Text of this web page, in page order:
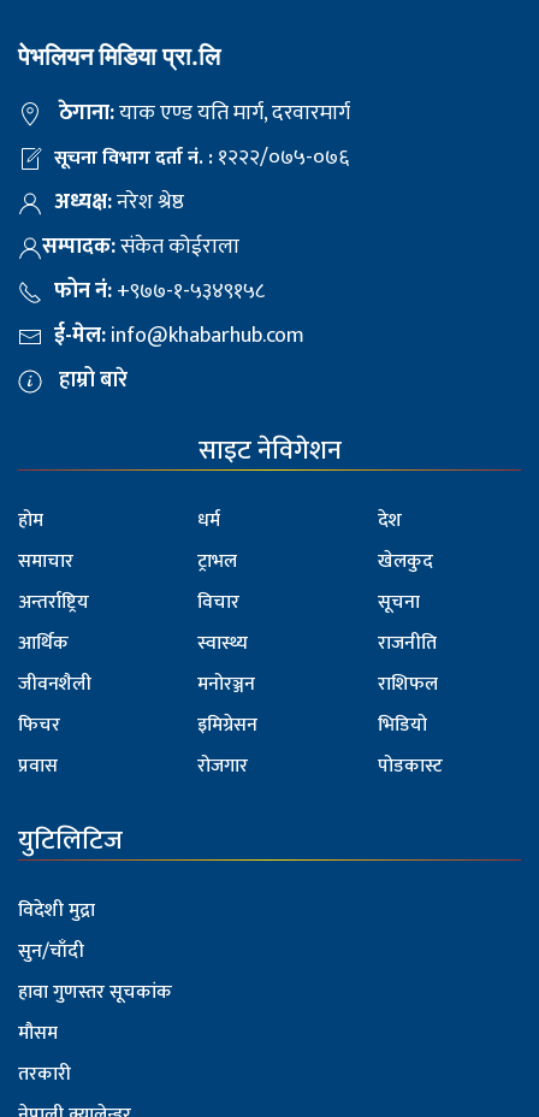
पेभलियन मिडिया प्रा.लि
ठेगाना:याक एण्ड यति मार्ग, दरवारमार्ग
सूचना विभाग दर्ता नं. :१२२२/०७५-०७६
अध्यक्ष:नरेश श्रेष्ठ
सम्पादक:संकेत कोईराला
फोन नं:+९७७-१-५३४९१५८
ई-मेल:info@khabarhub.com
हाम्रो बारे
साइट नेविगेशन
होम
समाचार
अन्तर्राष्ट्रिय
आर्थिक
जीवनशैली
फिचर
प्रवास
धर्म
ट्राभल
विचार
स्वास्थ्य
मनोरञ्जन
इमिग्रेसन
रोजगार
देश
खेलकुद
सूचना
राजनीति
राशिफल
भिडियो
पोडकास्ट
युटिलिटिज
विदेशी मुद्रा
सुन/चाँदी
हावा गुणस्तर सूचकांक
मौसम
तरकारी